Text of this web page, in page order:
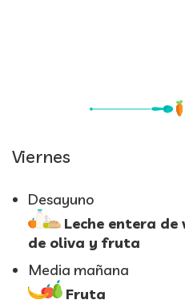
Viernes
Desayuno
Leche entera
de oliva y fruta
Media mañana
Fruta